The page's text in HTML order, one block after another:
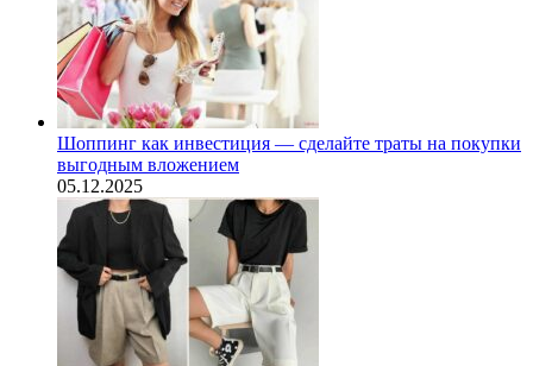
Шоппинг как инвестиция — сделайте траты на покупки
выгодным вложением
05.12.2025